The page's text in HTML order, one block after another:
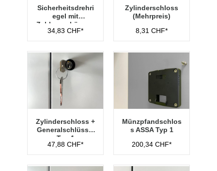
Sicherheitsdrehri
egel mit
Zahlenvorhänges
chloss Typ 1
34,83 CHF*
Zylinderschloss
(Mehrpreis)
8,31 CHF*
Zylinderschloss +
Generalschlüssel
Typ 1
47,88 CHF*
Münzpfandschlos
s ASSA Typ 1
200,34 CHF*